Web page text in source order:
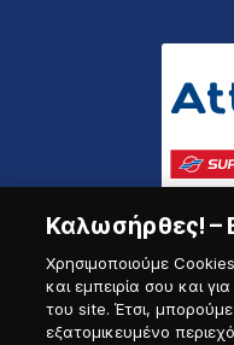
Καλωσήρθες! –
Χρησιμοποιούμε
και εμπειρία σου και
του site. Έτσι,
εξατομικευμένο